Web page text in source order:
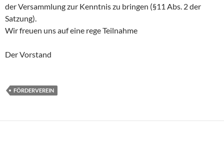
der Versammlung zur Kenntnis zu bringen (§11 Abs. 2 der
Satzung).
Wir freuen uns auf eine rege Teilnahme
Der Vorstand
FÖRDERVEREIN